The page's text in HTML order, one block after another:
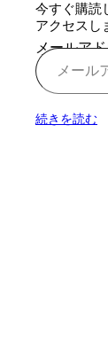
今すぐ購読
アクセスし
メールア
続きを読む